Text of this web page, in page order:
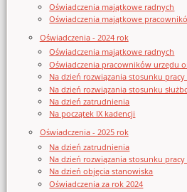
Oświadczenia majątkowe radnych
Oświadczenia majątkowe
Oświadczenia - 2024 rok
Oświadczenia majątkowe radnych
Oświadczenia pracowników urzędu
Na dzień rozwiązania stosunku pracy
Na dzień rozwiązania stosunku
Na dzień zatrudnienia
Na początek IX kadencji
Oświadczenia - 2025 rok
Na dzień zatrudnienia
Na dzień rozwiązania stosunku pracy
Na dzień objęcia stanowiska
Oświadczenia za rok 2024